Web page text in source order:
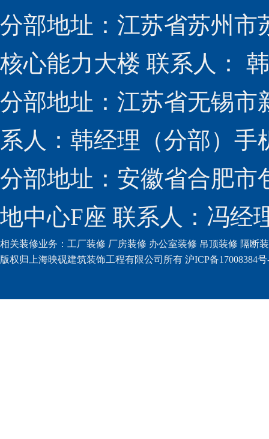
分部地址：江苏省苏州市
核心能力大楼 联系人：
分部地址：江苏省无锡市
系人：韩经理（分部）手
分部地址：安徽省合肥市
地中心F座 联系人：冯经
相关装修业务： 工厂装修 厂房装修 办公室装修 吊顶装修 隔断
版权归上海映砚建筑装饰工程有限公司所有 沪ICP备17008384号